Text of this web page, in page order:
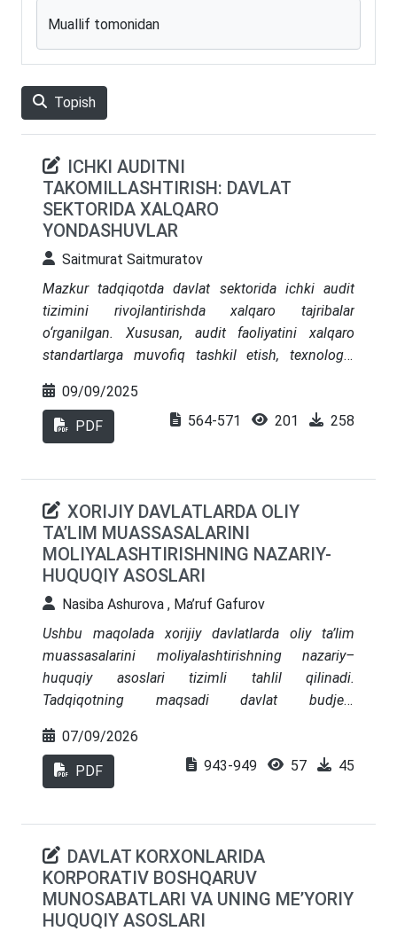
Muallif tomonidan
Topish
ICHKI AUDITNI
TAKOMILLASHTIRISH: DAVLAT
SEKTORIDA XALQARO
YONDASHUVLAR
Saitmurat Saitmuratov
Mazkur tadqiqotda davlat sektorida ichki audit
tizimini rivojlantirishda xalqaro tajribalar
o‘rganilgan. Xususan, audit faoliyatini xalqaro
standartlarga muvofiq tashkil etish, texnologik
mustaqilligini kafolatlovchi omillar tahlil qilingan.
Malayziya, Janubiy Afrika, Germaniya va boshqa
davlatlardagi amaliy tajribalar misolida ichki audit
O‘zbekistonda ichki audit tizimini takomillashtirish
uchun tegishli tavsiyalar ishlab chiqilgan. Ushbu
ilmiy izlanish davlat boshqaruvida oshkoralik,
moliyaviy intizom va resurslardan oqilona
foydalanish imkoniyatlarini kengaytirishga xizmat
09/09/2025
PDF 564-571 201 258
XORIJIY DAVLATLARDA OLIY
TA’LIM MUASSASALARINI
MOLIYALASHTIRISHNING NAZARIY-
HUQUQIY ASOSLARI
Nasiba Ashurova , Ma’ruf Gafurov
Ushbu maqolada xorijiy davlatlarda oliy ta’lim
muassasalarini moliyalashtirishning nazariy–
huquqiy asoslari tizimli tahlil qilinadi.
Tadqiqotning maqsadi davlat budjeti,
endowmentlari kabi manbalar uyg‘unligining
huquqiy dizaynini aniqlash hamda samarali
moliyalashtirishni belgilovchi institutlarni qiyosiy
kontent tahlil qilish, hamda OECD va Yevropa oliy
ta’lim makoni indikatorlari asosida qiyosiy
yondashuv qo‘llanildi. Ilmiy yangilik
moliyalashtirish modellarini uch qatlamli
07/09/2026
PDF 943-949 57 45
DAVLAT KORXONLARIDA
KORPORATIV BOSHQARUV
MUNOSABATLARI VA UNING ME’YORIY
HUQUQIY ASOSLARI